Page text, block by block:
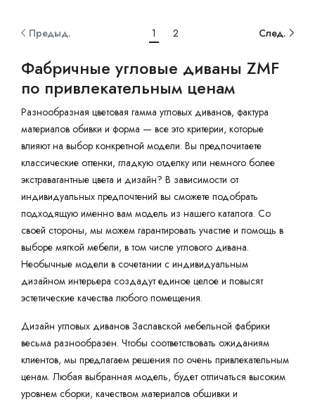
Предыд. 1 2 След.
Фабричные угловые диваны ZMF
по привлекательным ценам
Разнообразная цветовая гамма угловых диванов, фактура
материалов обивки и форма — все это критерии, которые
влияют на выбор конкретной модели. Вы предпочитаете
классические оттенки, гладкую отделку или немного более
экстравагантные цвета и дизайн? В зависимости от
индивидуальных предпочтений вы сможете подобрать
подходящую именно вам модель из нашего каталога. Со
своей стороны, мы можем гарантировать участие и помощь в
выборе мягкой мебели, в том числе углового дивана.
Необычные модели в сочетании с индивидуальным
дизайном интерьера создадут единое целое и повысят
эстетические качества любого помещения.
Дизайн угловых диванов Заславской мебельной фабрики
весьма разнообразен. Чтобы соответствовать ожиданиям
клиентов, мы предлагаем решения по очень привлекательным
ценам. Любая выбранная модель, будет отличаться высоким
уровнем сборки, качеством материалов обшивки и